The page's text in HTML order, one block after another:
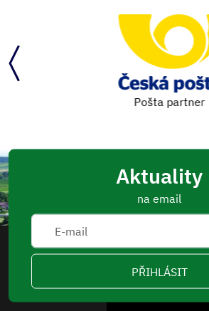
Pošta partner
Aktuality
na email
PŘIHLÁSIT